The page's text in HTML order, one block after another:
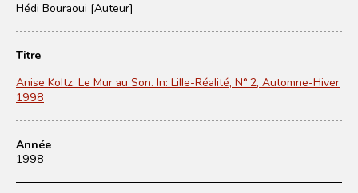
Hédi Bouraoui [Auteur]
Titre
Anise Koltz. Le Mur au Son. In: Lille-Réalité, N° 2, Automne-Hiver
1998
Année
1998